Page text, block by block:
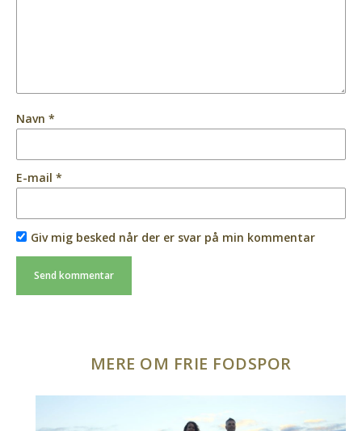
Navn *
E-mail *
Giv mig besked når der er svar på min kommentar
MERE OM FRIE FODSPOR